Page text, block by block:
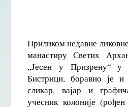
Приликом недавне
манастиру Светих
,,Јесен у Призрену“ у
Бистрици, боравио је
сликар, вајар и
учесник колоније